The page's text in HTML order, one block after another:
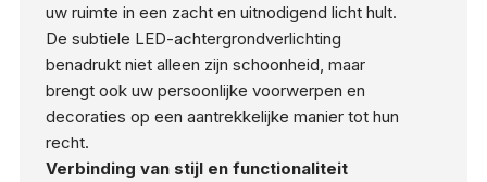
uw ruimte in een zacht en uitnodigend licht hult.
De subtiele LED-achtergrondverlichting
benadrukt niet alleen zijn schoonheid, maar
brengt ook uw persoonlijke voorwerpen en
decoraties op een aantrekkelijke manier tot hun
recht.
Verbinding van stijl en functionaliteit